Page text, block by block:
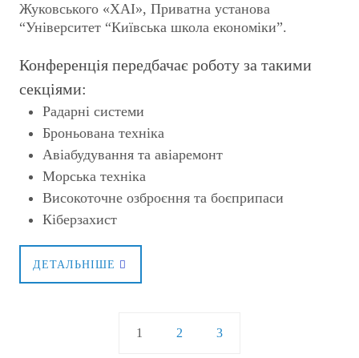
Жуковського «ХАІ», Приватна установа
“Університет “Київська школа економіки”.
Конференція передбачає роботу за такими
секціями:
Радарні системи
Броньована техніка
Авіабудування та авіаремонт
Морська техніка
Високоточне озброєння та боєприпаси
Кіберзахист
ДЕТАЛЬНІШЕ
1 2 3